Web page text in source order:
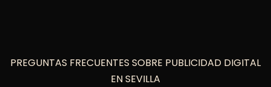
PREGUNTAS FRECUENTES SOBRE PUBLICIDAD DIGITAL
EN SEVILLA